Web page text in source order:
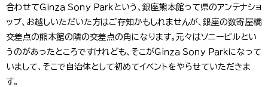
合わせてＧｉｎｚａ Ｓｏｎｙ Ｐａｒｋという、銀座熊本館って県のアンテナショ
ップ、お越しいただいた方はご存知かもしれませんが、銀座の数寄屋橋
交差点の熊本館の隣の交差点の角になります。元々はソニービルとい
うのがあったところですけれども、そこがＧｉｎｚａ Ｓｏｎｙ Ｐａｒｋになって
いまして、そこで自治体として初めてイベントをやらせていただきま
す。